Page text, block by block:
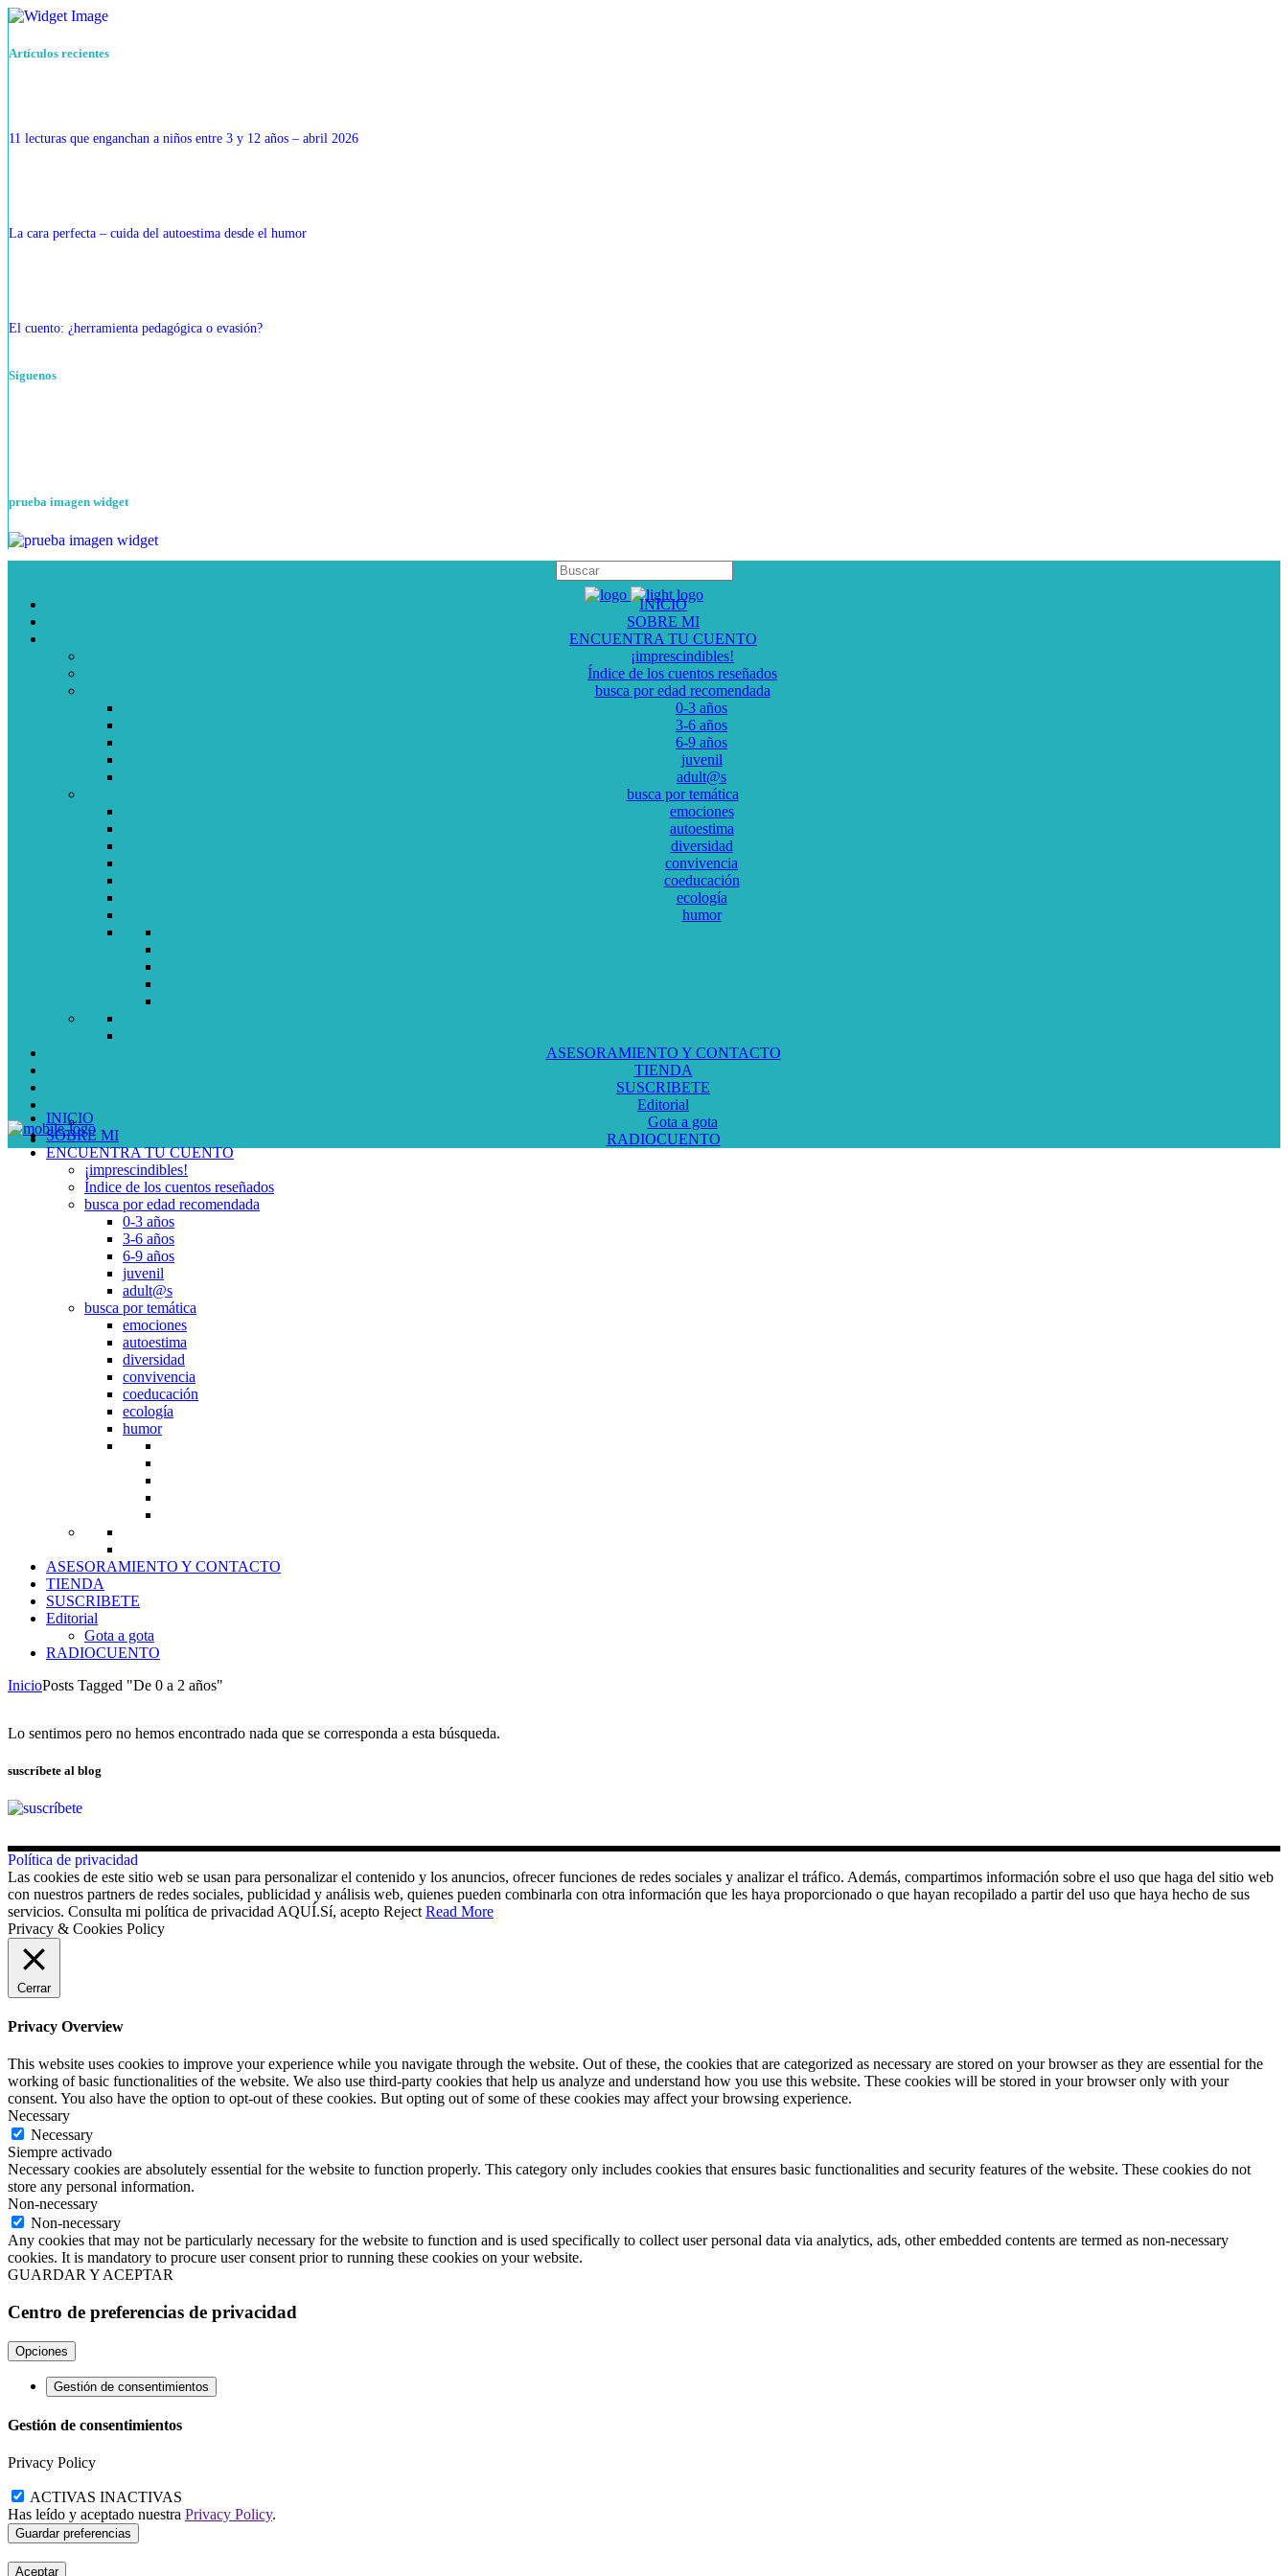
Artículos recientes
11 lecturas que enganchan a niños entre 3 y 12 años – abril 2026
La cara perfecta – cuida del autoestima desde el humor
El cuento: ¿herramienta pedagógica o evasión?
Siguenos
prueba imagen widget
INICIO
SOBRE MI
ENCUENTRA TU CUENTO
¡imprescindibles!
Índice de los cuentos reseñados
busca por edad recomendada
0-3 años
3-6 años
6-9 años
juvenil
adult@s
busca por temática
emociones
autoestima
diversidad
convivencia
coeducación
ecología
humor
ASESORAMIENTO Y CONTACTO
TIENDA
SUSCRIBETE
Editorial
Gota a gota
RADIOCUENTO
INICIO
SOBRE MI
ENCUENTRA TU CUENTO
¡imprescindibles!
Índice de los cuentos reseñados
busca por edad recomendada
0-3 años
3-6 años
6-9 años
juvenil
adult@s
busca por temática
emociones
autoestima
diversidad
convivencia
coeducación
ecología
humor
ASESORAMIENTO Y CONTACTO
TIENDA
SUSCRIBETE
Editorial
Gota a gota
RADIOCUENTO
InicioPosts Tagged "De 0 a 2 años"
Lo sentimos pero no hemos encontrado nada que se corresponda a esta búsqueda.
suscríbete al blog
Política de privacidad
Las cookies de este sitio web se usan para personalizar el contenido y los anuncios, ofrecer funciones de redes sociales y analizar el tráfico. Además, compartimos información sobre el uso que haga del sitio web
con nuestros partners de redes sociales, publicidad y análisis web, quienes pueden combinarla con otra información que les haya proporcionado o que hayan recopilado a partir del uso que haya hecho de sus
servicios. Consulta mi política de privacidad AQUÍ.Sí, acepto Reject Read More
Privacy & Cookies Policy
Cerrar
Privacy Overview
This website uses cookies to improve your experience while you navigate through the website. Out of these, the cookies that are categorized as necessary are stored on your browser as they are essential for the
working of basic functionalities of the website. We also use third-party cookies that help us analyze and understand how you use this website. These cookies will be stored in your browser only with your
consent. You also have the option to opt-out of these cookies. But opting out of some of these cookies may affect your browsing experience.
Necessary
Necessary
Siempre activado
Necessary cookies are absolutely essential for the website to function properly. This category only includes cookies that ensures basic functionalities and security features of the website. These cookies do not
store any personal information.
Non-necessary
Non-necessary
Any cookies that may not be particularly necessary for the website to function and is used specifically to collect user personal data via analytics, ads, other embedded contents are termed as non-necessary
cookies. It is mandatory to procure user consent prior to running these cookies on your website.
GUARDAR Y ACEPTAR
Centro de preferencias de privacidad
Opciones
Gestión de consentimientos
Gestión de consentimientos
Privacy Policy
ACTIVAS INACTIVAS
Has leído y aceptado nuestra Privacy Policy.
Aceptar